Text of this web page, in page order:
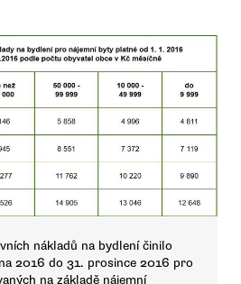
nákladů na bydlení činilo
2016 do 31. prosince 2016 pro
na základě nájemní